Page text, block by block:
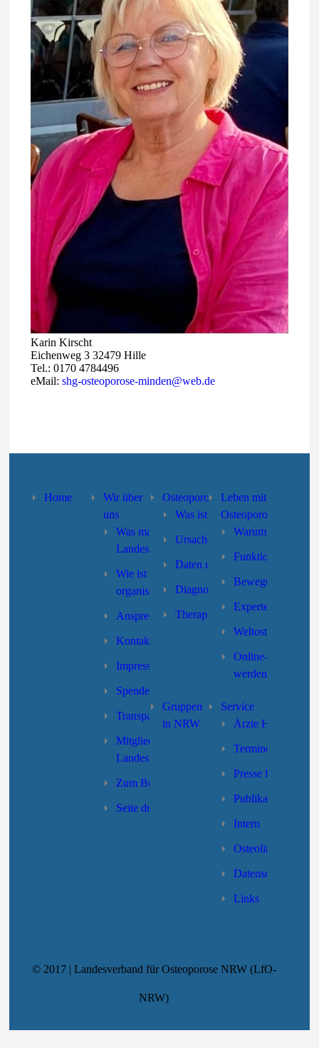
Karin Kirscht
Eichenweg 3 32479 Hille
Tel.: 0170 4784496
eMail:shg-osteoporose-minden@web.de
Home
Wir über
uns
Was macht der
Landesverband?
Wie ist der Landesverband
organisiert?
Ansprechpartner/innen
Kontakt
Impressum
Spenden
Transparenz
Mitgliedschaft des
Landesverbandes
Zum Bundesverband
Seite drucken
Osteoporose
Was ist Osteoporose?
Ursachen und Risikofaktoren
Daten und Fakten
Diagnose
Therapie
Leben mit
Osteoporose
Warum Selbsthilfe
Funktionstraining
Bewegung/
Expertensuche
Online-Formular
werden”
Gruppen
in NRW
Service
Ärzte Hotline
Termine
Presse LV-NRW
Publikationen
Intern
Osteolino
Links
© 2017 | Landesverband für Osteoporose NRW (LfO-
NRW)